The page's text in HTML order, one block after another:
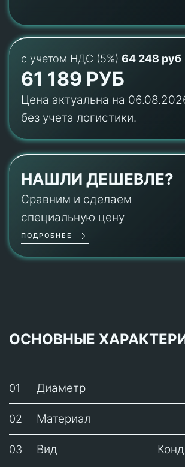
с учетом НДС (5%) 64 248 руб
61 189 РУБ
Цена актуальна на
без учета логистики.
НАШЛИ ДЕШЕВЛЕ?
Сравним и сделаем
специальную цену
ПОДРОБНЕЕ
ОСНОВНЫЕ
01 Диаметр
02 Материал
03 Вид